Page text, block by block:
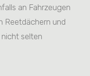
an Fahrzeugen
Reetdächern und
selten